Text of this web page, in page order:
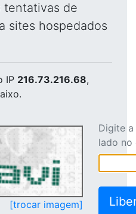
tentativas de
sites hospedados
IP 216.73.216.68,
[trocar imagem]
Digite
lado no